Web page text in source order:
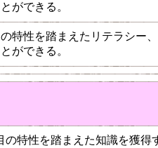
ができる。
特性を踏まえたリテラシー
ができる。
の特性を踏まえた知識を獲得